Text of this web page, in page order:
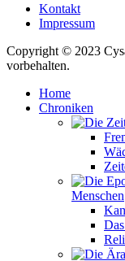
Kontakt
Impressum
Copyright © 2023
vorbehalten.
Home
Chroniken
Menschen